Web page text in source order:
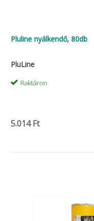
Pluline nyálkendő, 80db
PluLine
Raktáron
5.014 Ft